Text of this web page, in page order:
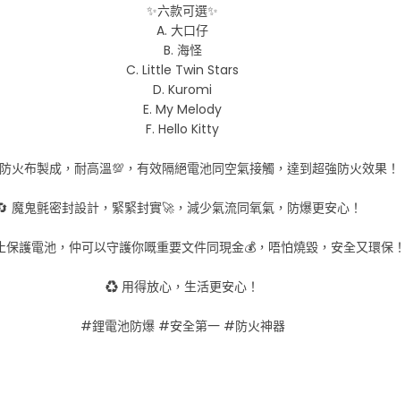
✨六款可選✨
A. 大口仔
B. 海怪
C. Little Twin Stars
D. Kuromi
E. My Melody
F. Hello Kitty
火布製成，耐高溫💯，有效隔絕電池同空氣接觸，達到超強防火效果！
魔鬼氈密封設計，緊緊封實🚀，減少氣流同氧氣，防爆更安心！
保護電池，仲可以守護你嘅重要文件同現金💰，唔怕燒毀，安全又環保！
♻️ 用得放心，生活更安心！
#鋰電池防爆 #安全第一 #防火神器